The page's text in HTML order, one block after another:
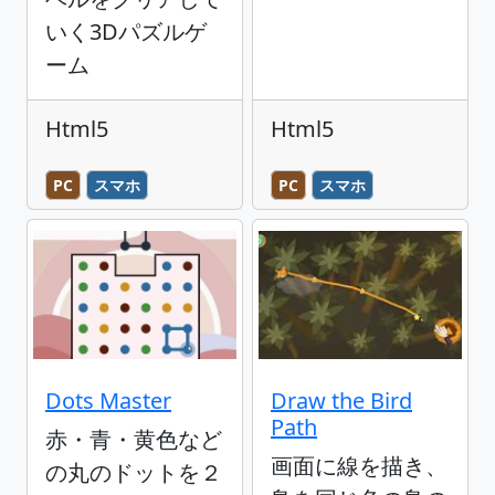
いく3Dパズルゲ
ーム
Html5
PC スマホ
Html5
PC スマホ
Dots Master
赤・青・黄色など
の丸のドットを２
Draw the Bird
Path
画面に線を描き、